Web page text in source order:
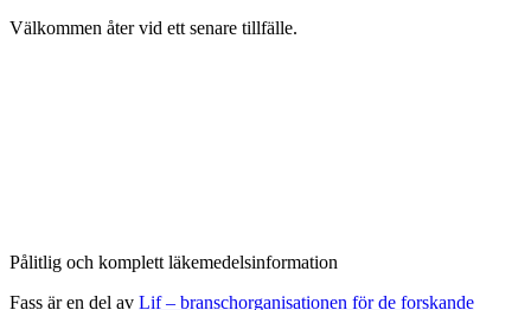
Välkommen åter vid ett senare tillfälle.
Pålitlig och komplett läkemedelsinformation
Fass är en del av Lif – branschorganisationen för de forskande